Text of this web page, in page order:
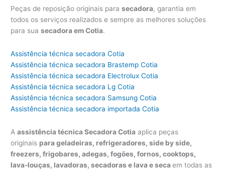
Peças de reposição originais parasecadora, garantia em
todos os serviços realizados e sempre as melhores soluções
para suasecadora em Cotia.
Assistência técnica secadora Cotia
Assistência técnica secadora Brastemp Cotia
Assistência técnica secadora Electrolux Cotia
Assistência técnica secadora Lg Cotia
Assistência técnica secadora Samsung Cotia
Assistência técnica secadora importada Cotia
Aassistência técnica Secadora Cotia aplica peças
originais para geladeiras, refrigeradores, side by side,
freezers, frigobares, adegas, fogões, fornos, cooktops,
lava-louças, lavadoras, secadoras e lava e secaem todas as